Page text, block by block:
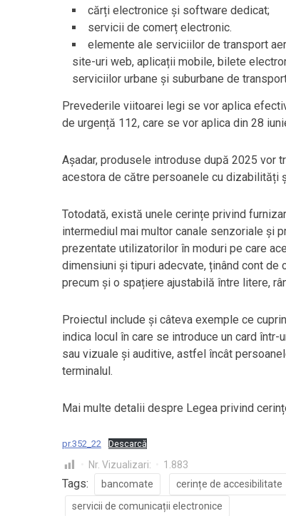
cărți electronice și software dedicat;
servicii de comerț electronic.
elemente ale serviciilor de transport
site-uri web, aplicații mobile, bilete
serviciilor urbane și suburbane de
Prevederile viitoarei legi se vor aplica
de urgență 112, care se vor aplica din 28
Așadar, produsele introduse după 2025
acestora de către persoanele cu dizabilități
Totodată, există unele cerințe privind
intermediul mai multor canale senzoriale și
prezentate utilizatorilor în moduri pe care
dimensiuni și tipuri adecvate, ținând cont
precum și o spațiere ajustabilă între litere,
Proiectul include și câteva exemple ce
indica locul în care se introduce un card
sau vizuale și auditive, astfel încât
terminalul.
Mai multe detalii despre Legea privind
pr.352_22 Descarcă
Nr. Vizualizari: 1.883
Tags: bancomate cerințe de accesibilitate
servicii de comunicații electronice